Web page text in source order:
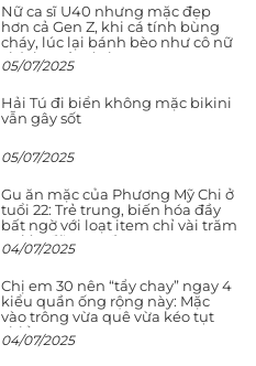
Nữ ca sĩ U40 nhưng mặc đẹp
hơn cả Gen Z, khi cá tính bùng
cháy, lúc lại bánh bèo như cô nữ
chính ngôn tình
05/07/2025
Hải Tú đi biển không mặc bikini
vẫn gây sốt
05/07/2025
Gu ăn mặc của Phương Mỹ Chi ở
tuổi 22: Trẻ trung, biến hóa đầy
bất ngờ với loạt item chỉ vài trăm
nghìn đã mua được
04/07/2025
Chị em 30 nên “tẩy chay” ngay 4
kiểu quần ống rộng này: Mặc
vào trông vừa quê vừa kéo tụt
chiều cao
04/07/2025